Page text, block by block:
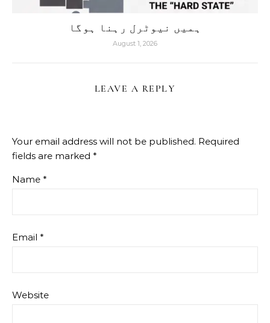
ہمیں نیوٹرل رہنا ہوگا
August 1, 2026
LEAVE A REPLY
Your email address will not be published. Required
fields are marked *
Name *
Email *
Website